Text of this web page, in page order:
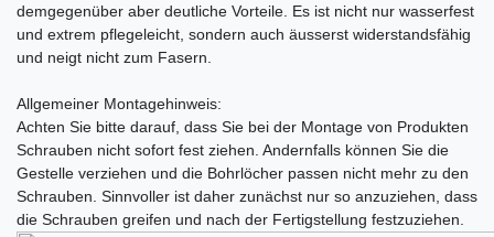
demgegenüber aber deutliche Vorteile. Es ist nicht nur wasserfest
und extrem pflegeleicht, sondern auch äusserst widerstandsfähig
und neigt nicht zum Fasern.
Allgemeiner Montagehinweis:
Achten Sie bitte darauf, dass Sie bei der Montage von Produkten
Schrauben nicht sofort fest ziehen. Andernfalls können Sie die
Gestelle verziehen und die Bohrlöcher passen nicht mehr zu den
Schrauben. Sinnvoller ist daher zunächst nur so anzuziehen, dass
die Schrauben greifen und nach der Fertigstellung festzuziehen.